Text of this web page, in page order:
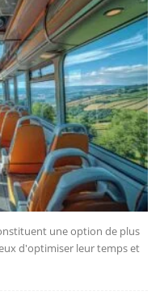
une option de plus
d'optimiser leur temps et